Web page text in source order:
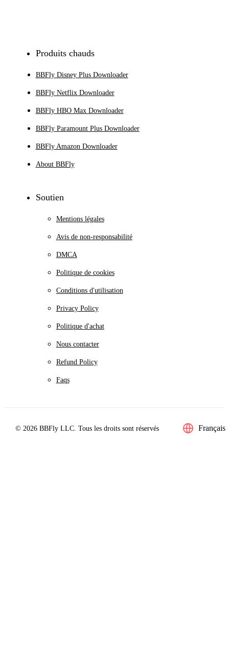
Produits chauds
BBFly Disney Plus Downloader
BBFly Netflix Downloader
BBFly HBO Max Downloader
BBFly Paramount Plus Downloader
BBFly Amazon Downloader
About BBFly
Soutien
Mentions légales
Avis de non-responsabilité
DMCA
Politique de cookies
Conditions d'utilisation
Privacy Policy
Politique d'achat
Nous contacter
Refund Policy
Faqs
© 2026 BBFly LLC. Tous les droits sont réservés Français